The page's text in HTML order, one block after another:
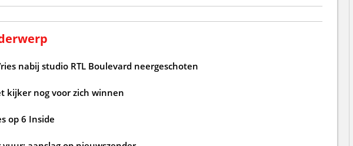
nabij studio RTL Boulevard neergeschoten
kijker nog voor zich winnen
op 6 Inside